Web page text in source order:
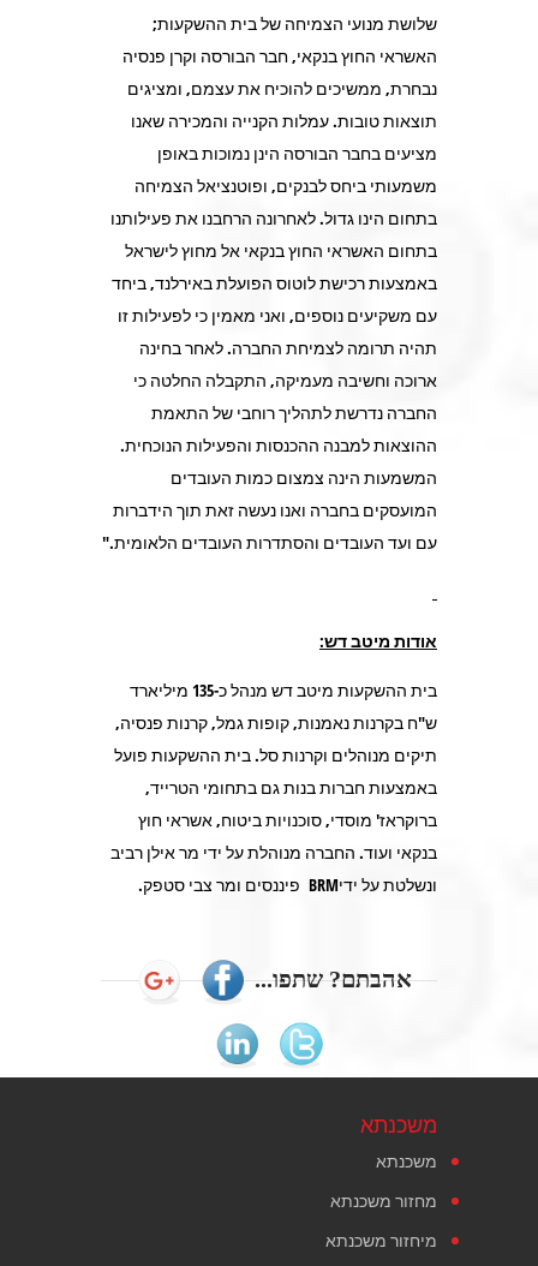
שלושת מנועי הצמיחה של בית ההשקעות;
האשראי החוץ בנקאי, חבר הבורסה וקרן פנסיה
נבחרת, ממשיכים להוכיח את עצמם, ומציגים
תוצאות טובות. עמלות הקנייה והמכירה שאנו
מציעים בחבר הבורסה הינן נמוכות באופן
משמעותי ביחס לבנקים, ופוטנציאל הצמיחה
בתחום הינו גדול. לאחרונה הרחבנו את פעילותנו
בתחום האשראי החוץ בנקאי אל מחוץ לישראל
באמצעות רכישת לוטוס הפועלת באירלנד, ביחד
עם משקיעים נוספים, ואני מאמין כי לפעילות זו
תהיה תרומה לצמיחת החברה. לאחר בחינה
ארוכה וחשיבה מעמיקה, התקבלה החלטה כי
החברה נדרשת לתהליך רוחבי של התאמת
ההוצאות למבנה ההכנסות והפעילות הנוכחית.
המשמעות הינה צמצום כמות העובדים
המועסקים בחברה ואנו נעשה זאת תוך הידברות
עם ועד העובדים והסתדרות העובדים הלאומית."
אודות מיטב דש:
בית ההשקעות מיטב דש מנהל כ-135 מיליארד
ש"ח בקרנות נאמנות, קופות גמל, קרנות פנסיה,
תיקים מנוהלים וקרנות סל. בית ההשקעות פועל
באמצעות חברות בנות גם בתחומי הטרייד,
ברוקראז' מוסדי, סוכנויות ביטוח, אשראי חוץ
בנקאי ועוד. החברה מנוהלת על ידי מר אילן רביב
ונשלטת על ידיBRM פיננסים ומר צבי סטפק.
אהבתם? שתפו...
משכנתא
משכנתא
מחזור משכנתא
מיחזור משכנתא